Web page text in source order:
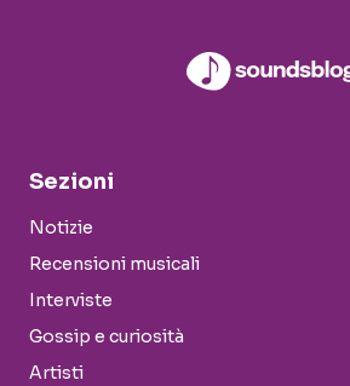
Sezioni
Notizie
Recensioni musicali
Interviste
Gossip e curiosità
Artisti